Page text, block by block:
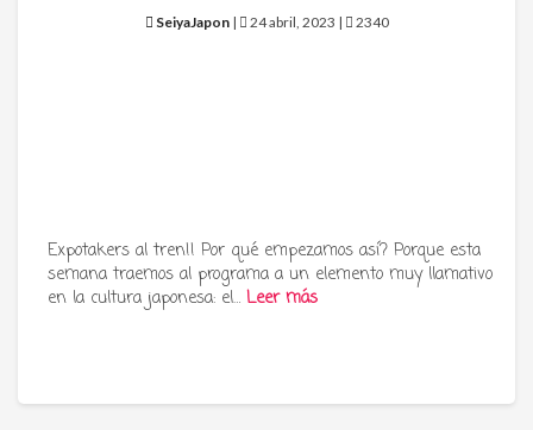
SeiyaJapon| 24 abril, 2023 | 2340
Expotakers al tren!! Por qué empezamos así? Porque esta
semana traemos al programa a un elemento muy llamativo
en la cultura japonesa: el… Leer más